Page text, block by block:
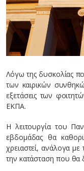
Λόγω της δυσκολίας
των καιρικών
εξετάσεις των
ΕΚΠΑ.
Η λειτουργία του
εβδομάδας θα
χρειαστεί, ανάλογα με
την κατάσταση που θα